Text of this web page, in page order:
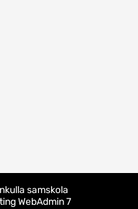
samskola
WebAdmin 7